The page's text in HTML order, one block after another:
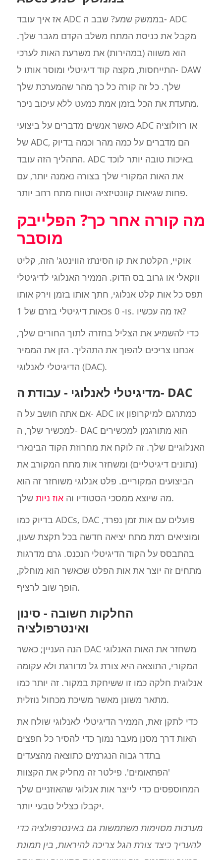
אז איך עובד ADC בממשק שמע? שבב ה- ADC
מקבל את כניסת המתח משלב הקדם מגבר שלך.
הוא משווה (במהירות) את משרעת האות לערכי
התייחסות, מקצה קוד דיגיטלי ומוסר אותו ל- DAW
שלך. כל זה קורה כל כך מהר שהמערכת שלך
מתעדת את הכל בזמן אמת כמעט ללא עיכוב ניכר.
כאשר אנשים מדברים על ביצועי ADC או רזולוציה
של ADC, הם מדברים על כמה מהר וכמה בדיוק
התהליך הזה עובד. ADC באיכות טובה יותר לוכד
את האות המקורי שלך בצורה נאמנה יותר, עם
פחות שגיאות קוונטיזציה וטווח מתח רחב יותר.
מה קורה אחר כך? הפלייבק
מוסבר
אוקיי, הקלטת את קו הסינתז הווינטג' הזה, קליט
ווקאלי או גרוב בס הדוק. הממיר האנלוגי לדיגיטלי
תפס כל אות קלט אנלוגי, חתך אותו בזמן וירק אותו
כאות דיגיטלי בזרם של 1s ו- 0s. אז מה עכשיו?
כדי להשמיע את הצליל בחזרה לתוך החורים שלך,
אנחנו צריכים להפוך את התהליך. הזן את הממיר
הדיגיטלי לאנלוגי (DAC).
מדיגיטלי לאנלוגי - עבודת ה- DAC
אם אתה חושב על ה- ADC כמתרגם למיקרופון או
למכשיר שלך, ה- DAC הוא מתורגמן למכשירים
האנלוגיים שלך. זה לוקח את מחרוזת הקוד הבינארי
(נתונים דיגיטליים) ומשחזר אות מתח המקורב את
הביצועים המקוריים. פלט אנלוגי משוחזר זה הוא
מה שיוצא ממסכי הסטודיו והאוז ניות
שלך.
בדיוק כמו ADCs, DAC פועלים עם אות זמן נפרד,
ומוציאים רמת מתח יציאה חדשה בכל תקצת שעון,
בהתבסס על הקוד הדיגיטלי הנכנס. גרם מדרגות
מתחים זה יוצר את אות הפלט שכאשר הוא מוחלק,
הופך שוב לרציף.
החלקות חשובה - סינון
ואינטרפולציה
הנה העניין; כאשר DAC משחזר את האות האנלוגי
המקורי, התוצאה היא צורת גל מדורגת ולא עקומה
אנלוגית חלקה כמו זו ששיחקת במקור. זה יותר כמו
מתאר משונן מאשר משיכת מכחול נוזלית.
כדי לתקן זאת, הממיר הדיגיטלי לאנלוגי שולח את
האות דרך מסנן מעבר נמוך כדי להסיר כל חפצים
בתדר גבוה הנגרמים כתוצאה מהצעדים
'הפתאומים'. פילטר זה מחליק את הקצוות
המחוספסים כדי לייצר אות אנלוגי שהאוזניים שלך
יקבלו כצליל טבעי יותר.
מערכות מסוימות משתמשות גם באינטרפולציה כדי
להעריך כיצד צורת הגל צריכה להיראות, בין תמונת